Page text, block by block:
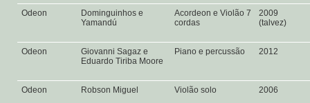
Odeon
Dominguinhos e
Yamandú
Acordeon e Violão 7
cordas
2009
(talvez)
Odeon
Giovanni Sagaz e
Eduardo Tiriba Moore
Piano e percussão 2012
Odeon Robson Miguel Violão solo 2006